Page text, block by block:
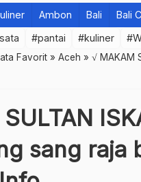
Ambon Bali Bali
#pantai #kuliner
Favorit » Aceh » √ MAKAM
sang raja